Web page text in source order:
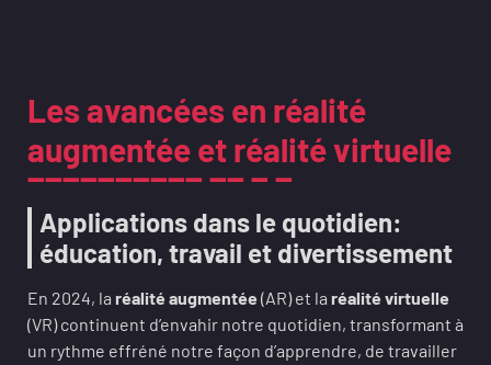
Les avancées en réalité
augmentée et réalité virtuelle
Applications dans le quotidien:
éducation, travail et divertissement
En 2024, la réalité augmentée (AR) et la réalité virtuelle
(VR) continuent d’envahir notre quotidien, transformant à
un rythme effréné notre façon d’apprendre, de travailler